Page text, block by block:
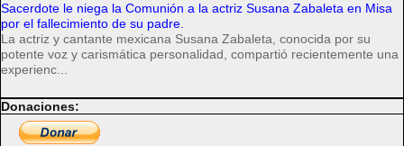
Sacerdote le niega la Comunión a la actriz Susana Zabaleta en Misa
por el fallecimiento de su padre.
La actriz y cantante mexicana Susana Zabaleta, conocida por su
potente voz y carismática personalidad, compartió recientemente una
experienc...
Donaciones: